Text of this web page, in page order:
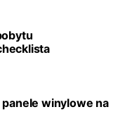
winylowe na